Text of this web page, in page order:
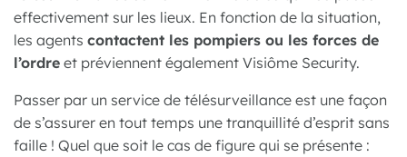
effectivement sur les lieux. En fonction de la situation,
les agents contactent les pompiers ou les forces de
l’ordre et préviennent également Visiôme Security.
Passer par un service de télésurveillance est une façon
de s’assurer en tout temps une tranquillité d’esprit sans
faille ! Quel que soit le cas de figure qui se présente :